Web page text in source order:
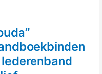
lederenband